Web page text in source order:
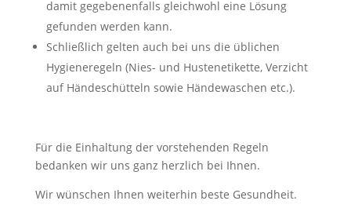
damit gegebenenfalls gleichwohl eine Lösung
gefunden werden kann.
Schließlich gelten auch bei uns die üblichen
Hygieneregeln (Nies- und Hustenetikette, Verzicht
auf Händeschütteln sowie Händewaschen etc.).
Für die Einhaltung der vorstehenden Regeln
bedanken wir uns ganz herzlich bei Ihnen.
Wir wünschen Ihnen weiterhin beste Gesundheit.